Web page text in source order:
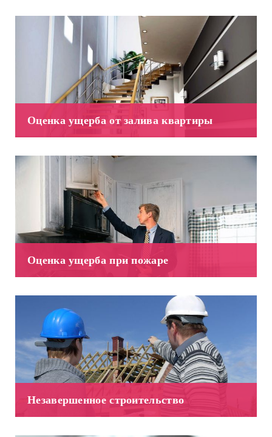
Оценка ущерба от залива квартиры
Оценка ущерба при пожаре
Незавершенное строительство